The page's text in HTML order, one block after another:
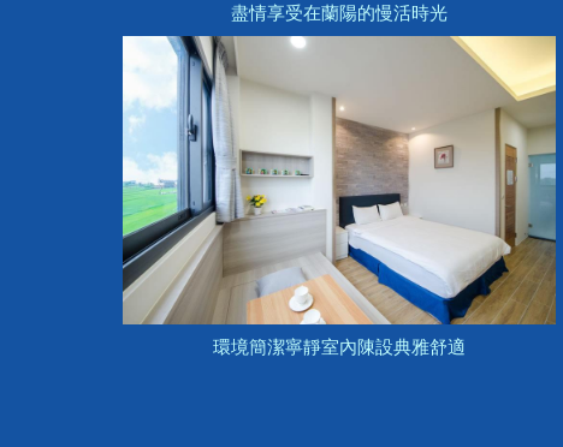
盡情享受在蘭陽的慢活時光
環境簡潔寧靜室內陳設典雅舒適